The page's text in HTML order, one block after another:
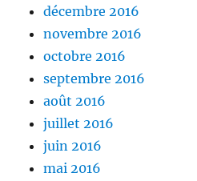
décembre 2016
novembre 2016
octobre 2016
septembre 2016
août 2016
juillet 2016
juin 2016
mai 2016